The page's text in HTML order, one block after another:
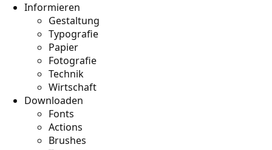
Informieren
Gestaltung
Typografie
Papier
Fotografie
Technik
Wirtschaft
Downloaden
Fonts
Actions
Brushes